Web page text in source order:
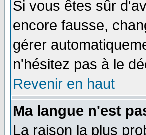
Si vous êtes sûr
encore fausse,
gérer
n'hésitez pas à le
Revenir en haut
Ma langue n'est
La raison la plus